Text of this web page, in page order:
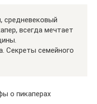
средневековый
всегда мечтает
Секреты семейного
о пикаперах